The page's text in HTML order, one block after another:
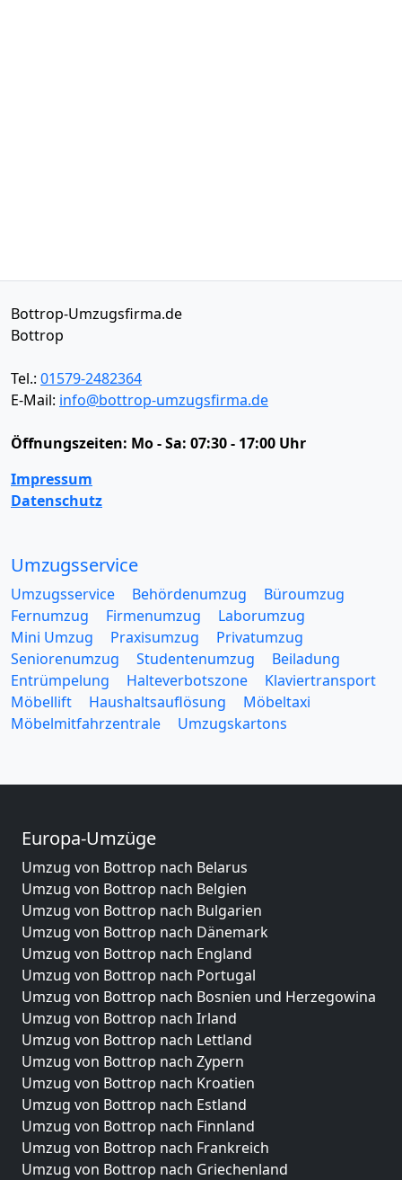
Bottrop-Umzugsfirma.de
Bottrop
Tel.: 01579-2482364
E-Mail: info@bottrop-umzugsfirma.de
Öffnungszeiten: Mo - Sa: 07:30 - 17:00 Uhr
Impressum
Datenschutz
Umzugsservice
Umzugsservice Behördenumzug
Büroumzug
Fernumzug
Firmenumzug
Laborumzug
Mini Umzug
Praxisumzug
Privatumzug
Seniorenumzug
Studentenumzug
Beiladung
Entrümpelung
Halteverbotszone
Klaviertransport
Möbellift
Haushaltsauflösung
Möbeltaxi
Möbelmitfahrzentrale
Umzugskartons
Europa-Umzüge
Umzug von Bottrop nach Belarus
Umzug von Bottrop nach Belgien
Umzug von Bottrop nach Bulgarien
Umzug von Bottrop nach Dänemark
Umzug von Bottrop nach England
Umzug von Bottrop nach Portugal
Umzug von Bottrop nach Bosnien und Herzegowina
Umzug von Bottrop nach Irland
Umzug von Bottrop nach Lettland
Umzug von Bottrop nach Zypern
Umzug von Bottrop nach Kroatien
Umzug von Bottrop nach Estland
Umzug von Bottrop nach Finnland
Umzug von Bottrop nach Frankreich
Umzug von Bottrop nach Griechenland